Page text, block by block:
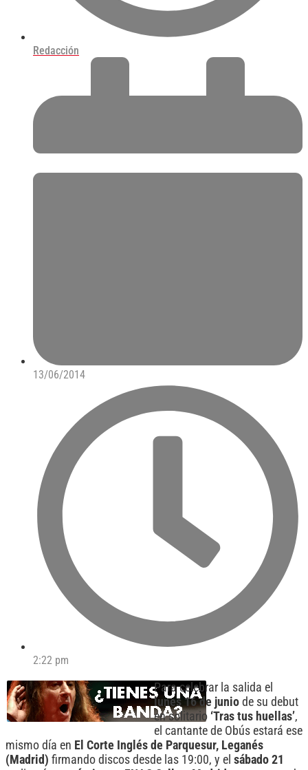
Redacción
13/06/2014
2:22 pm
Para celebrar la salida el
lunes 16 de juniode su debut
en solitario ‘Tras tus huellas’,
el cantante de Obús estará ese
mismo día en El Corte Inglés de Parquesur, Leganés
(Madrid) firmando discos desde las 19:00, y el sábado 21